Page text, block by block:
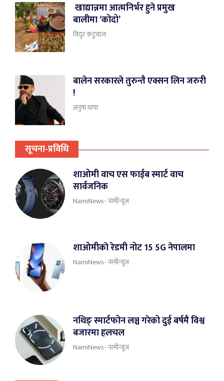
खाद्यान्नमा आत्मनिर्भर हुने प्रमुख
बालीमा ‘कोदो’
विदुर कटुवाल
बालेन सरकारले तुरुन्तै एक्सन लिन जरुरी
!
अनुषा थापा
सूचना-प्रविधि
शाओमी वाच एस फाईब स्मार्ट वाच
सार्वजनिक
NamiNews- नामीन्यूज
शाओमीकाे रेडमी नोट 15 5G नेपालमा
NamiNews- नामीन्यूज
नथिङ् स्मार्टफोन लञ्च गरेको दुई बर्षमै विश्व
बजारमा हलचल
NamiNews- नामीन्यूज